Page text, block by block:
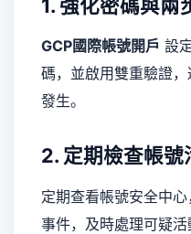
1. 強化密碼與兩
GCP國際帳號開戶 設
碼，並啟用雙重驗證
發生。
2. 定期檢查帳號
定期查看帳號安全中
事件，及時處理可疑活